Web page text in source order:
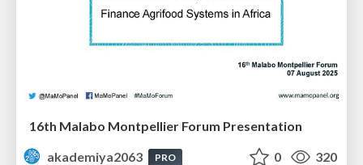
16th Malabo Montpellier Forum Presentation
akademiya2063
PRO 0 320